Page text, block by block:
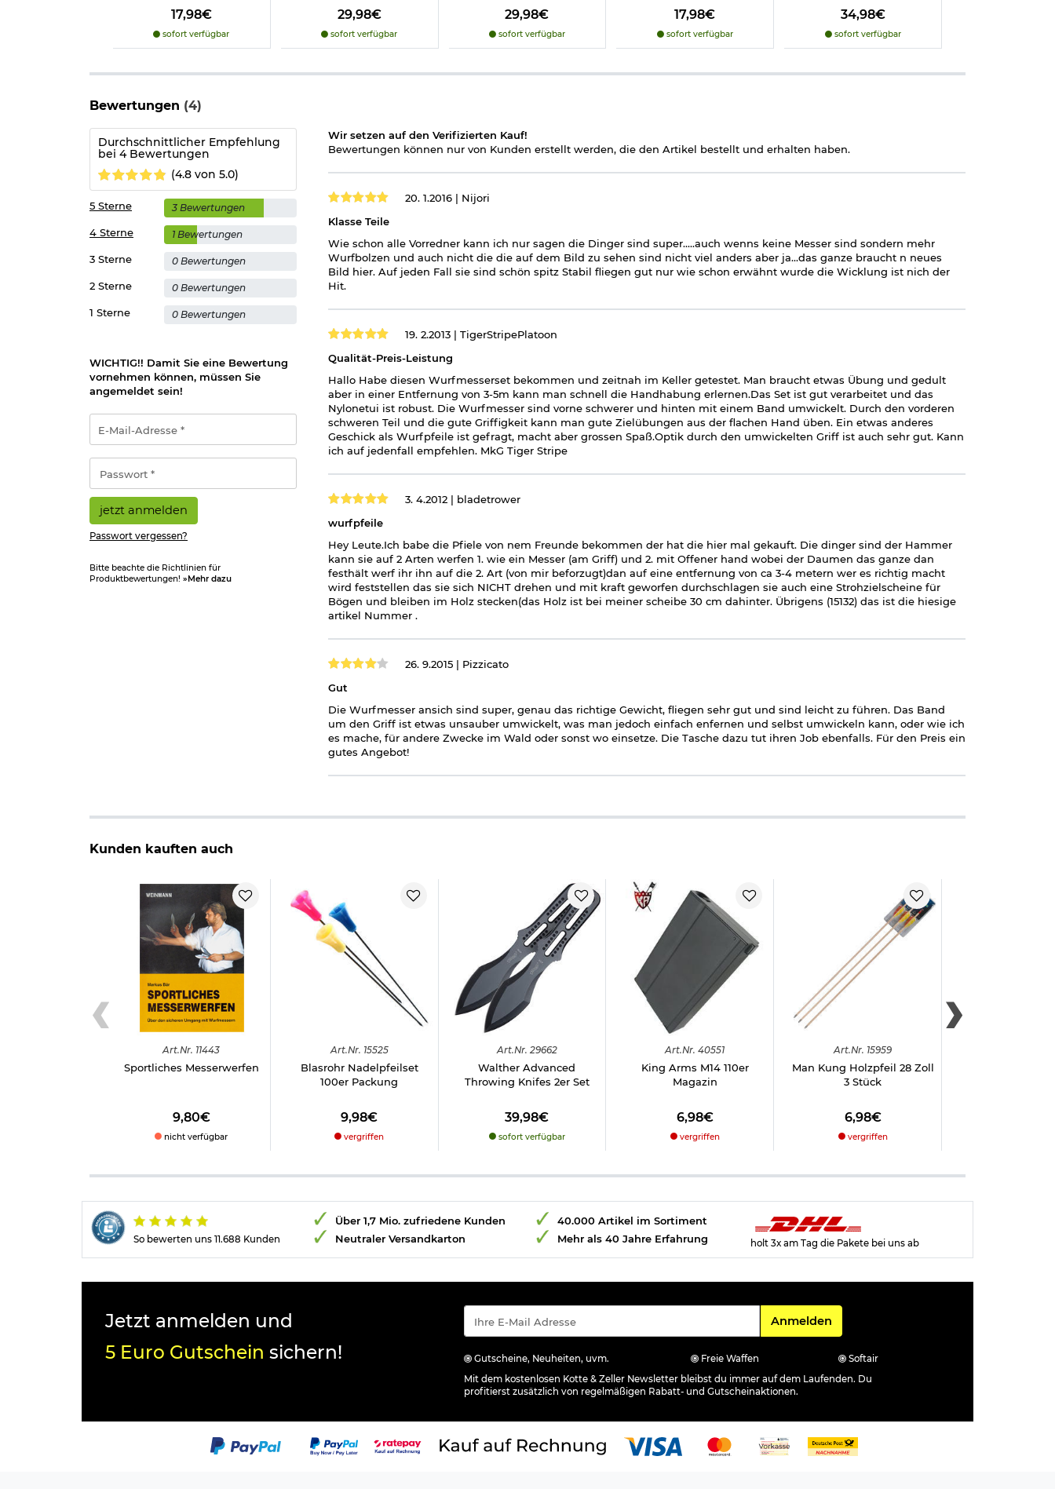
17,98€
sofort verfügbar
29,98€
sofort verfügbar
29,98€
sofort verfügbar
17,98€
sofort verfügbar
34,98€
sofort verfügbar
Bewertungen (4)
Durchschnittlicher Empfehlung
bei 4 Bewertungen
(4.8 von 5.0)
1 Sterne 0 Bewertungen
2 Sterne 0 Bewertungen
3 Sterne 0 Bewertungen
4 Sterne 1 Bewertungen
5 Sterne 3 Bewertungen
WICHTIG!! Damit Sie eine Bewertung
vornehmen können, müssen Sie
angemeldet sein!
Mail-
Adresse
*
jetzt anmelden
Passwort vergessen?
Bitte beachte die Richtlinien für
Produktbewertungen! »Mehr dazu
Wir setzen auf den Verifizierten Kauf!
Bewertungen können nur von Kunden erstellt werden, die den Artikel bestellt und erhalten haben.
20. 1.2016 | Nijori
Klasse Teile
Wie schon alle Vorredner kann ich nur sagen die Dinger sind super.....auch wenns keine Messer sind sondern mehr
Wurfbolzen und auch nicht die die auf dem Bild zu sehen sind nicht viel anders aber ja...das ganze braucht n neues
Bild hier. Auf jeden Fall sie sind schön spitz Stabil fliegen gut nur wie schon erwähnt wurde die Wicklung ist nich der
Hit.
19. 2.2013 | TigerStripePlatoon
Qualität-Preis-Leistung
Hallo Habe diesen Wurfmesserset bekommen und zeitnah im Keller getestet. Man braucht etwas Übung und gedult
aber in einer Entfernung von 3-5m kann man schnell die Handhabung erlernen.Das Set ist gut verarbeitet und das
Nylonetui ist robust. Die Wurfmesser sind vorne schwerer und hinten mit einem Band umwickelt. Durch den vorderen
schweren Teil und die gute Griffigkeit kann man gute Zielübungen aus der flachen Hand üben. Ein etwas anderes
Geschick als Wurfpfeile ist gefragt, macht aber grossen Spaß.Optik durch den umwickelten Griff ist auch sehr gut. Kann
ich auf jedenfall empfehlen. MkG Tiger Stripe
3. 4.2012 | bladetrower
wurfpfeile
Hey Leute.Ich babe die Pfiele von nem Freunde bekommen der hat die hier mal gekauft. Die dinger sind der Hammer
kann sie auf 2 Arten werfen 1. wie ein Messer (am Griff) und 2. mit Offener hand wobei der Daumen das ganze dan
festhält werf ihr ihn auf die 2. Art (von mir beforzugt)dan auf eine entfernung von ca 3-4 metern wer es richtig macht
wird feststellen das sie sich NICHT drehen und mit kraft geworfen durchschlagen sie auch eine Strohzielscheine für
Bögen und bleiben im Holz stecken(das Holz ist bei meiner scheibe 30 cm dahinter. Übrigens (15132) das ist die hiesige
artikel Nummer .
26. 9.2015 | Pizzicato
Gut
Die Wurfmesser ansich sind super, genau das richtige Gewicht, fliegen sehr gut und sind leicht zu führen. Das Band
um den Griff ist etwas unsauber umwickelt, was man jedoch einfach enfernen und selbst umwickeln kann, oder wie ich
es mache, für andere Zwecke im Wald oder sonst wo einsetze. Die Tasche dazu tut ihren Job ebenfalls. Für den Preis ein
gutes Angebot!
Kunden kauften auch
Art.Nr. 11443
Sportliches Messerwerfen
9,80€
nicht verfügbar
Art.Nr. 15525
Blasrohr Nadelpfeilset
100er Packung
9,98€
vergriffen
Art.Nr. 29662
Walther Advanced
Throwing Knifes 2er Set
39,98€
sofort verfügbar
Art.Nr. 40551
King Arms M14 110er
Magazin
6,98€
vergriffen
Art.Nr. 15959
Man Kung Holzpfeil 28 Zoll
3 Stück
6,98€
vergriffen
So bewerten uns 11.688 Kunden
Über 1,7 Mio. zufriedene Kunden
Neutraler Versandkarton
40.000 Artikel im Sortiment
Mehr als 40 Jahre Erfahrung
holt 3x am Tag die Pakete bei uns ab
Jetzt anmelden und
5 Euro Gutschein sichern!
Für den Newsletter
Anmelden
Gutscheine, Neuheiten, uvm. Freie Waffen
Softair
Mit dem kostenlosen Kotte & Zeller Newsletter bleibst du immer auf dem Laufenden. Du
profitierst zusätzlich von regelmäßigen Rabatt- und Gutscheinaktionen.